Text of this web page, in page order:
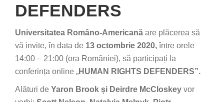
DEFENDERS
Universitatea Româno-Americană are plăcerea să
vă invite, în data de 13 octombrie 2020,între orele
14:00 – 21:00 (ora României), să participați la
conferința online „HUMAN RIGHTS DEFENDERS”.
Alături de Yaron Brook și Deirdre McCloskey vor